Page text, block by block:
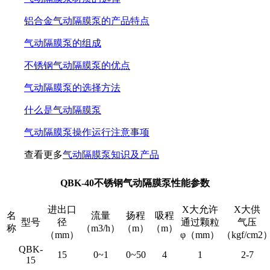
铝合金气动隔膜泵的产品特点
气动隔膜泵的组成
不锈钢气动隔膜泵的优点
气动隔膜泵的选择方法
什么是气动隔膜泵
气动隔膜泵操作运行注意事项
查看更多气动隔膜泵知识及产品
QBK-40不锈钢气动隔膜泵性能参数
名
称
型号
进出口
径
（mm）
流量
（m3/h）
扬程
（m）
吸程
（m）
X大允许
通过颗粒
φ（mm）
X大供
气压
（kgf/cm2
QBK-
15
15 0~1 0~50 4 1
2-7